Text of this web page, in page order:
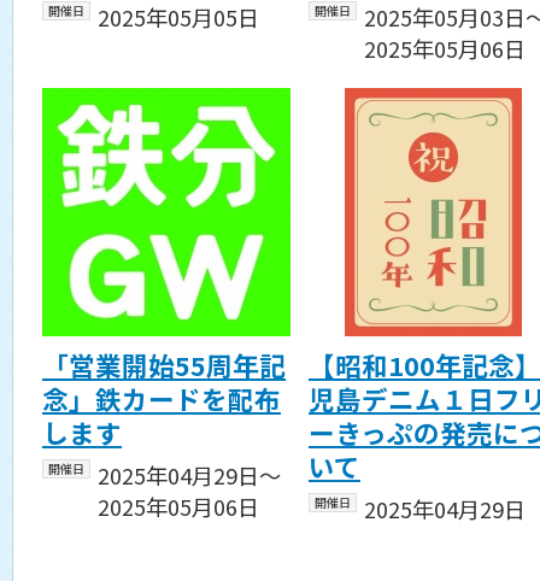
開催日 2025年05月05日 開催日
2025年05月03日
2025年05月06日
「営業開始55周年記
念」鉄カードを配布
します
開催日
2025年04月29日〜
2025年05月06日
【昭和100年記念】
児島デニム１日フ
ーきっぷの発売に
いて
開催日 2025年04月29日